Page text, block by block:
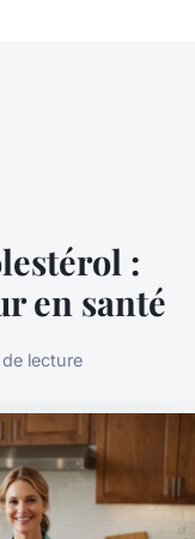
:
en santé
lecture